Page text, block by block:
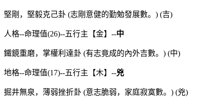
堅剛，堅毅克己卦 (志剛意健的勤勉發展數。) (吉)
人格--命理值(26)--五行主【金】--中
鐵鏡重磨，掌權利達卦 (有志竟成的內外吉數。) (中)
地格--命理值(17)--五行主【木】--兇
掘井無泉，薄弱挫折卦 (意志脆弱，家庭寂寞數。) (兇)